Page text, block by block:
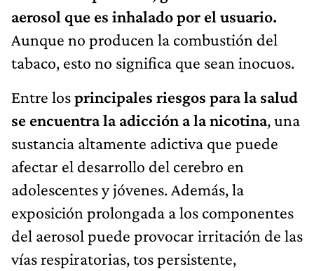
aerosol que es inhalado por el usuario.
Aunque no producen la combustión del
tabaco, esto no significa que sean inocuos.
Entre losprincipales riesgos para la salud
se encuentra la adicción a la nicotina, una
sustancia altamente adictiva que puede
afectar el desarrollo del cerebro en
adolescentes y jóvenes. Además, la
exposición prolongada a los componentes
del aerosol puede provocar irritación de las
vías respiratorias, tos persistente,